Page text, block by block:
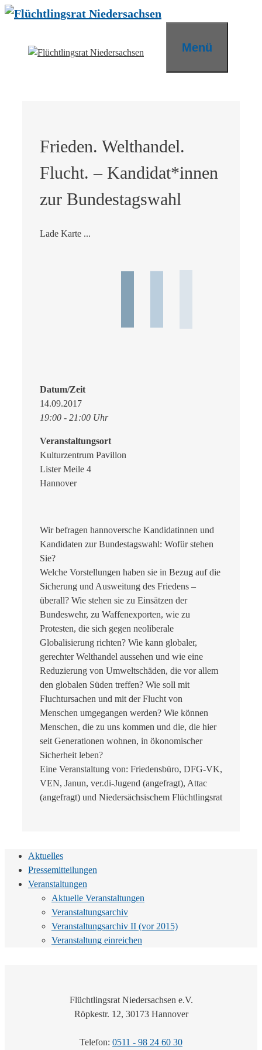
Zum
Menü
Frieden. Welthandel.
Flucht. – Kandidat*innen
zur Bundestagswahl
Lade Karte ...
Datum/Zeit
14.09.2017
19:00 - 21:00 Uhr
Veranstaltungsort
Kulturzentrum Pavillon
Lister Meile 4
Hannover
Wir befragen hannoversche Kandidatinnen und
Kandidaten zur Bundestagswahl: Wofür stehen
Sie?
Welche Vorstellungen haben sie in Bezug auf die
Sicherung und Ausweitung des Friedens –
überall? Wie stehen sie zu Einsätzen der
Bundeswehr, zu Waffenexporten, wie zu
Protesten, die sich gegen neoliberale
Globalisierung richten? Wie kann globaler,
gerechter Welthandel aussehen und wie eine
Reduzierung von Umweltschäden, die vor allem
den globalen Süden treffen? Wie soll mit
Fluchtursachen und mit der Flucht von
Menschen umgegangen werden? Wie können
Menschen, die zu uns kommen und die, die hier
seit Generationen wohnen, in ökonomischer
Sicherheit leben?
Eine Veranstaltung von: Friedensbüro, DFG-VK,
VEN, Janun, ver.di-Jugend (angefragt), Attac
(angefragt) und Niedersächsischem Flüchtlingsrat
Aktuelles
Pressemitteilungen
Veranstaltungen
Aktuelle Veranstaltungen
Veranstaltungsarchiv
Veranstaltungsarchiv II (vor 2015)
Veranstaltung einreichen
Flüchtlingsrat Niedersachsen e.V.
Röpkestr. 12, 30173 Hannover
Telefon: 0511 - 98 24 60 30